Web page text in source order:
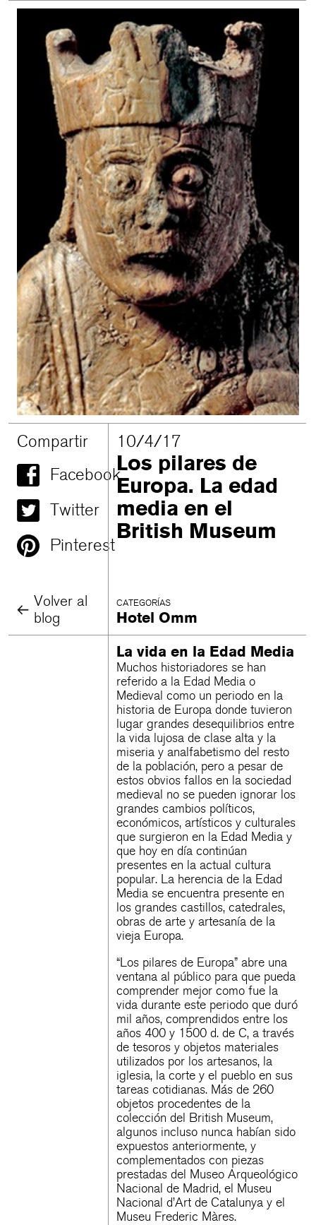
Compartir
Facebook
Twitter
Pinterest
Volver al
blog
10/4/17
Los pilares de
Europa. La edad
media en el
British Museum
CATEGORÍAS
Hotel Omm
La vida en la Edad Media
Muchos historiadores se han
referido a la Edad Media o
Medieval como un periodo en la
historia de Europa donde tuvieron
lugar grandes desequilibrios entre
la vida lujosa de clase alta y la
miseria y analfabetismo del resto
de la población, pero a pesar de
estos obvios fallos en la sociedad
medieval no se pueden ignorar los
grandes cambios políticos,
económicos, artísticos y culturales
que surgieron en la Edad Media y
que hoy en día continúan
presentes en la actual cultura
popular. La herencia de la Edad
Media se encuentra presente en
los grandes castillos, catedrales,
obras de arte y artesanía de la
vieja Europa.
“Los pilares de Europa” abre una
ventana al público para que pueda
comprender mejor como fue la
vida durante este periodo que duró
mil años, comprendidos entre los
años 400 y 1500 d. de C, a través
de tesoros y objetos materiales
utilizados por los artesanos, la
iglesia, la corte y el pueblo en sus
tareas cotidianas. Más de 260
objetos procedentes de la
colección del British Museum,
algunos incluso nunca habían sido
expuestos anteriormente, y
complementados con piezas
prestadas del Museo Arqueológico
Nacional de Madrid, el Museu
Nacional d’Art de Catalunya y el
Museu Frederic Màres.